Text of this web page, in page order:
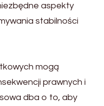
aspekty
stabilności
mogą
prawnych i
dba o to, aby